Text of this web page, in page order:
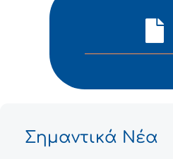
Σημαντικά Νέα